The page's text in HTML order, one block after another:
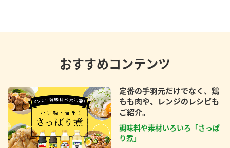
おすすめコンテンツ
定番の手羽元だけでなく、鶏
もも肉や、レンジのレシピも
ご紹介。
調味料や素材いろいろ「さっぱ
り煮」